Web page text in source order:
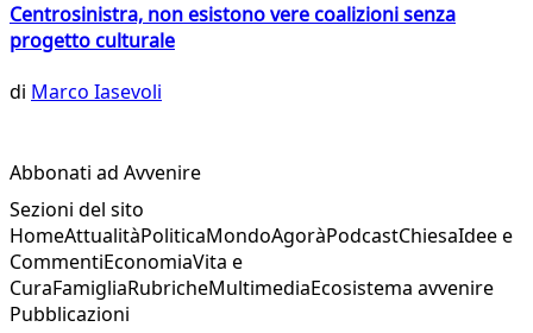
Centrosinistra, non esistono vere coalizioni senza
progetto culturale
di Marco Iasevoli
Abbonati ad Avvenire
Sezioni del sito
HomeAttualitàPoliticaMondoAgoràPodcastChiesaIdee e
CommentiEconomiaVita e
CuraFamigliaRubricheMultimediaEcosistema avvenire
Pubblicazioni